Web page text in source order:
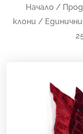
Начало /
клони / Единични